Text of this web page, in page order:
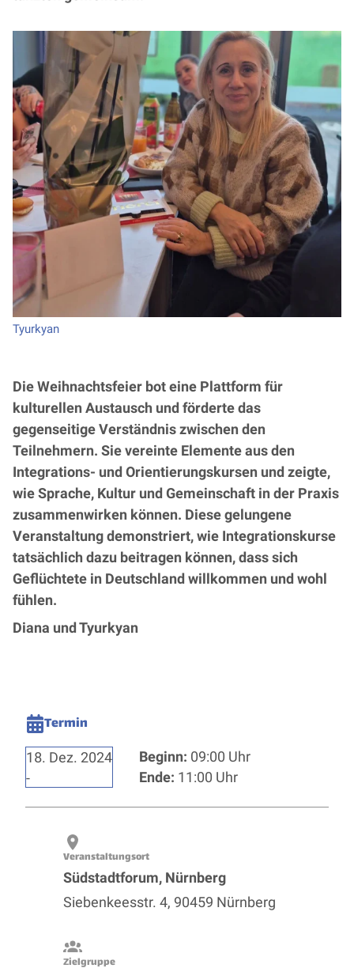
Tyurkyan
Die Weihnachtsfeier bot eine Plattform für
kulturellen Austausch und förderte das
gegenseitige Verständnis zwischen den
Teilnehmern. Sie vereinte Elemente aus den
Integrations- und Orientierungskursen und zeigte,
wie Sprache, Kultur und Gemeinschaft in der Praxis
zusammenwirken können. Diese gelungene
Veranstaltung demonstriert, wie Integrationskurse
tatsächlich dazu beitragen können, dass sich
Geflüchtete in Deutschland willkommen und wohl
fühlen.
Diana und Tyurkyan
Termin
18. Dez. 2024 Beginn: 09:00 Uhr
Ende: 11:00 Uhr
Veranstaltungsort
Südstadtforum, Nürnberg
Siebenkeesstr. 4, 90459 Nürnberg
Zielgruppe